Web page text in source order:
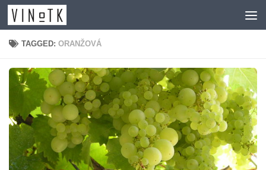
Skip to content
TAGGED:ORANŽOVÁ